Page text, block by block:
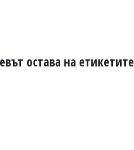
остава на етикетите